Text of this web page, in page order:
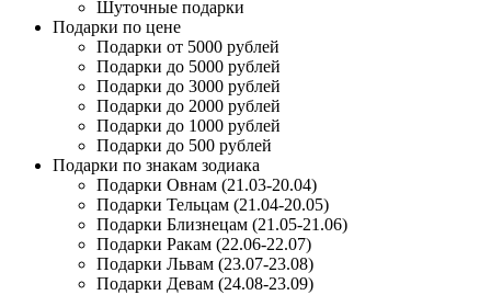
Шуточные подарки
Подарки по цене
Подарки от 5000 рублей
Подарки до 5000 рублей
Подарки до 3000 рублей
Подарки до 2000 рублей
Подарки до 1000 рублей
Подарки до 500 рублей
Подарки по знакам зодиака
Подарки Овнам (21.03-20.04)
Подарки Тельцам (21.04-20.05)
Подарки Близнецам (21.05-21.06)
Подарки Ракам (22.06-22.07)
Подарки Львам (23.07-23.08)
Подарки Девам (24.08-23.09)